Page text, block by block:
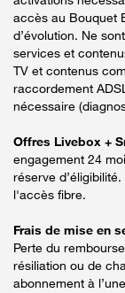
accès au Bouquet
d’évolution. Ne
services et
TV et contenus
raccordement
nécessaire
Offres Livebox +
engagement 24
réserve
l'accès fibre.
Frais de mise en
Perte du
résiliation ou de
abonnement à